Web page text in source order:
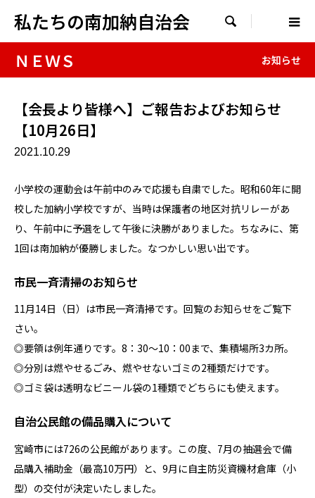
私たちの南加納自治会 
ＮＥＷＳ お知らせ
【会長より皆様へ】ご報告およびお知らせ
【10月26日】
2021.10.29
小学校の運動会は午前中のみで応援も自粛でした。昭和60年に開
校した加納小学校ですが、当時は保護者の地区対抗リレーがあ
り、午前中に予選をして午後に決勝がありました。ちなみに、第
1回は南加納が優勝しました。なつかしい思い出です。
市民一斉清掃のお知らせ
11月14日（日）は市民一斉清掃です。回覧のお知らせをご覧下
さい。
◎要領は例年通りです。8：30～10：00まで、集積場所3カ所。
◎分別は燃やせるごみ、燃やせないゴミの2種類だけです。
◎ゴミ袋は透明なビニール袋の1種類でどちらにも使えます。
自治公民館の備品購入について
宮崎市には726の公民館があります。この度、7月の抽選会で備
品購入補助金（最高10万円）と、9月に自主防災資機材倉庫（小
型）の交付が決定いたしました。